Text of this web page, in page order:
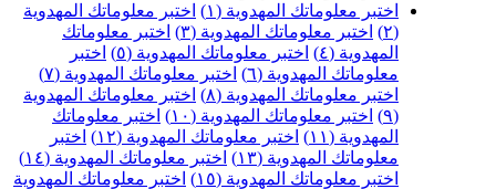
معلوماتك المهدوية (١)
اختبر معلوماتك المهدوية
اختبر معلوماتك المهدوية (٣)
اختبر معلوماتك
اختبر معلوماتك المهدوية (٥)
اختبر
المهدوية (٦)
اختبر معلوماتك المهدوية (٧)
معلوماتك المهدوية (٨)
اختبر معلوماتك المهدوية
اختبر معلوماتك المهدوية (١٠)
اختبر معلوماتك
اختبر معلوماتك المهدوية (١٢)
اختبر
المهدوية (١٣)
اختبر معلوماتك المهدوية (١٤)
معلوماتك المهدوية (١٥)
اختبر معلوماتك المهدوية